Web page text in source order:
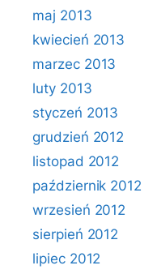
maj 2013
kwiecień 2013
marzec 2013
luty 2013
styczeń 2013
grudzień 2012
listopad 2012
październik 2012
wrzesień 2012
sierpień 2012
lipiec 2012